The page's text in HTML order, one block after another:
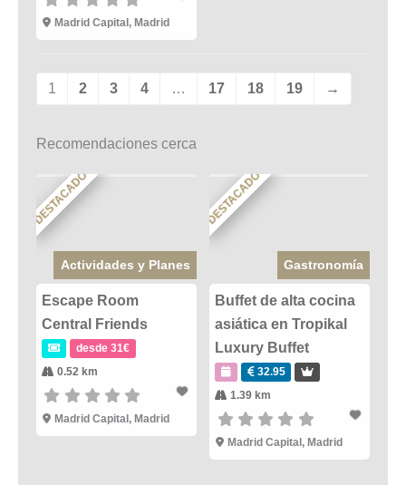
Madrid Capital, Madrid
1 2 3 4 … 17 18 19 →
Recomendaciones cerca
DESTACADO
Actividades y Planes
Escape Room
Central Friends
desde 31€
0.52 km
Madrid Capital , Madrid
DESTACADO
Gastronomía
Buffet de alta cocina
asiática en Tropikal
Luxury Buffet
32.95
1.39 km
Madrid Capital , Madrid